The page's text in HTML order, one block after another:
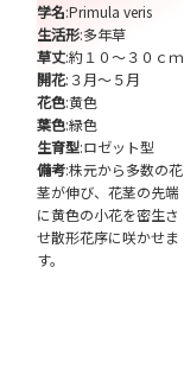
学名:Primula veris
生活形:多年草
草丈:約１０～３０ｃｍ
開花:３月～５月
花色:黄色
葉色:緑色
生育型:ロゼット型
備考:株元から多数の花
茎が伸び、花茎の先端
に黄色の小花を密生さ
せ散形花序に咲かせま
す。